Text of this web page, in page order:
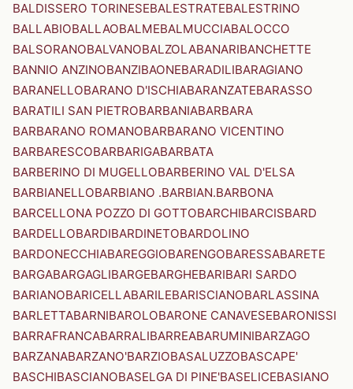
BALDISSERO TORINESEBALESTRATEBALESTRINO
BALLABIOBALLAOBALMEBALMUCCIABALOCCO
BALSORANOBALVANOBALZOLABANARIBANCHETTE
BANNIO ANZINOBANZIBAONEBARADILIBARAGIANO
BARANELLOBARANO D'ISCHIABARANZATEBARASSO
BARATILI SAN PIETROBARBANIABARBARA
BARBARANO ROMANOBARBARANO VICENTINO
BARBARESCOBARBARIGABARBATA
BARBERINO DI MUGELLOBARBERINO VAL D'ELSA
BARBIANELLOBARBIANO .BARBIAN.BARBONA
BARCELLONA POZZO DI GOTTOBARCHIBARCISBARD
BARDELLOBARDIBARDINETOBARDOLINO
BARDONECCHIABAREGGIOBARENGOBARESSABARETE
BARGABARGAGLIBARGEBARGHEBARIBARI SARDO
BARIANOBARICELLABARILEBARISCIANOBARLASSINA
BARLETTABARNIBAROLOBARONE CANAVESEBARONISSI
BARRAFRANCABARRALIBARREABARUMINIBARZAGO
BARZANABARZANO'BARZIOBASALUZZOBASCAPE'
BASCHIBASCIANOBASELGA DI PINE'BASELICEBASIANO